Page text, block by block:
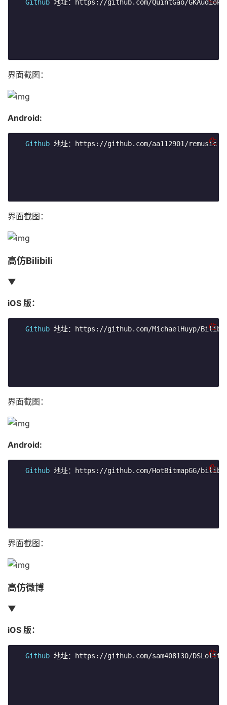
Github 地址：https://github.com/QuintGao/
界面截图：
Android:
Github 地址：https://github.com/aa112901/remusic
界面截图：
高仿Bilibili
▼
iOS 版：
Github 地址：https://github.com/MichaelHuyp/
界面截图：
Android:
Github 地址：https://github.com/HotBitmapGG/
界面截图：
高仿微博
▼
iOS 版：
Github 地址：https://github.com/sam408130/DSLolita